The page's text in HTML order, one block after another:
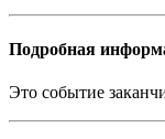
Подробная
Это событие